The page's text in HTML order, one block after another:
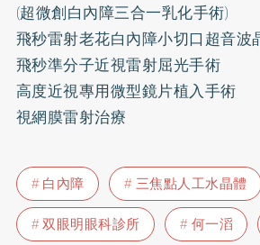
(超微創白內障三合一乳化手術)
飛秒雷射老花白內障小切口超音波
飛秒準分子近視雷射屈光手術
高度近視專用微型鏡片植入手術
視網膜雷射治療
白內障
三焦點人工水晶體
双眼明眼科診所
何一滔